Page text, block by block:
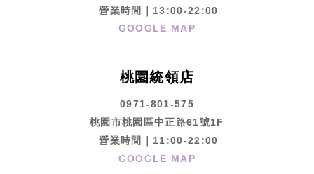
營業時間｜13:00-22:00
GOOGLE MAP
桃園統領店
0971-801-575
桃園市桃園區中正路61號1F
營業時間｜11:00-22:00
GOOGLE MAP